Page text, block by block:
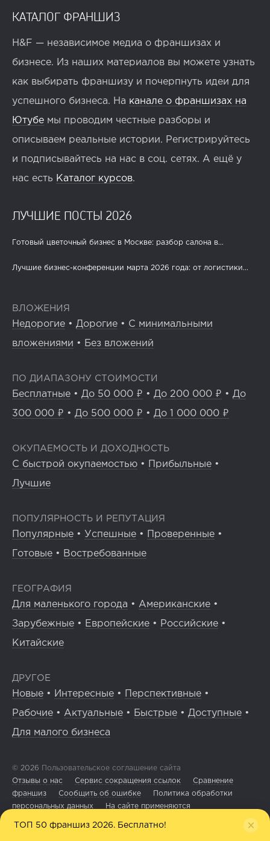
КАТАЛОГ ФРАНШИЗ
H&F — независимое медиа о франшизах и
бизнесе. Из наших материалов вы можете узнать
как выбирать франшизу и почерпнуть идеи для
успешного бизнеса. На канале о франшизах на
Ютубе мы проводим честные разборы и
описываем реальные истории. Регистрируйтесь
и подписывайтесь на нас в соц. сетях. А ещё у
нас есть Каталог курсов.
ЛУЧШИЕ ПОСТЫ 2026
Готовый цветочный бизнес в Москве: разбор салона в...
Лучшие бизнес-конференции марта 2026 года: от логистики...
ВЛОЖЕНИЯ
Недорогие • Дорогие • С минимальными
вложениями • Без вложений
ПО ДИАПАЗОНУ СТОИМОСТИ
Бесплатные • До 50 000 ₽ • До 200 000 ₽ • До
300 000 ₽ • До 500 000 ₽ • До 1 000 000 ₽
ОКУПАЕМОСТЬ И ДОХОДНОСТЬ
С быстрой окупаемостью • Прибыльные •
Лучшие
ПОПУЛЯРНОСТЬ И РЕПУТАЦИЯ
Популярные • Успешные • Проверенные •
Готовые • Востребованные
ГЕОГРАФИЯ
Для маленького города • Американские •
Зарубежные • Европейские • Российские •
Китайские
ДРУГОЕ
Новые • Интересные • Перспективные •
Рабочие • Актуальные • Быстрые • Доступные •
Для малого бизнеса
© 2026 Пользовательское соглашение сайта
Отзывы о нас
Сервис сокращения ссылок
Сравнение
франшиз
Сообщить об ошибке
Политика обработки
персональных данных
На сайте применяются
ТОП 50 франшиз 2026. Бесплатно!